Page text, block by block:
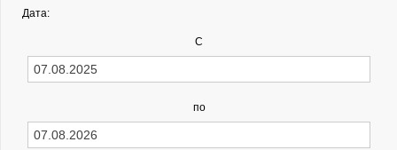
Дата:
С
по